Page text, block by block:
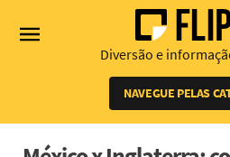
Diversão e
NAVEGUE PELAS